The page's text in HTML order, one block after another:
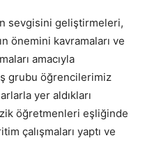
sevgisini geliştirmeleri,
önemini kavramaları ve
amacıyla
grubu öğrencilerimiz
yer aldıkları
öğretmenleri eşliğinde
çalışmaları yaptı ve